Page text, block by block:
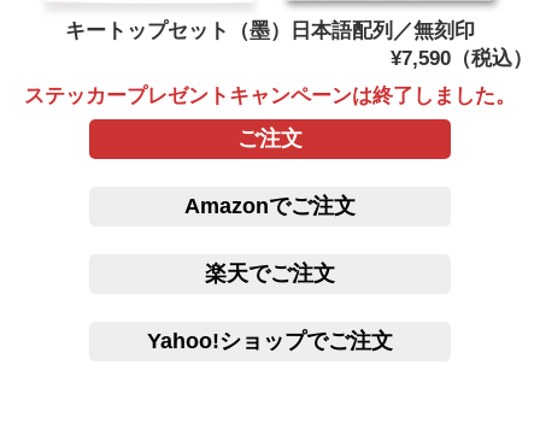
キートップセット（墨）日本語配列／無刻印
¥7,590（税込）
ステッカープレゼントキャンペーンは終了しました。
ご注文
Amazonでご注文
楽天でご注文
Yahoo!ショップでご注文